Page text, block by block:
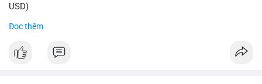
USD)
Khối lượng 67.97 BTC trị giá hơn 4.4 triệu USD được di chuyển
Đọc thêm